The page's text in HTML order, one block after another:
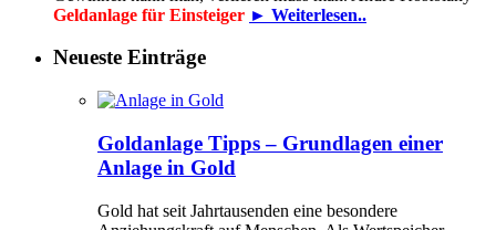
Geldanlage für Einsteiger ► Weiterlesen..
Neueste Einträge
Goldanlage Tipps – Grundlagen einer
Anlage in Gold
Gold hat seit Jahrtausenden eine besondere